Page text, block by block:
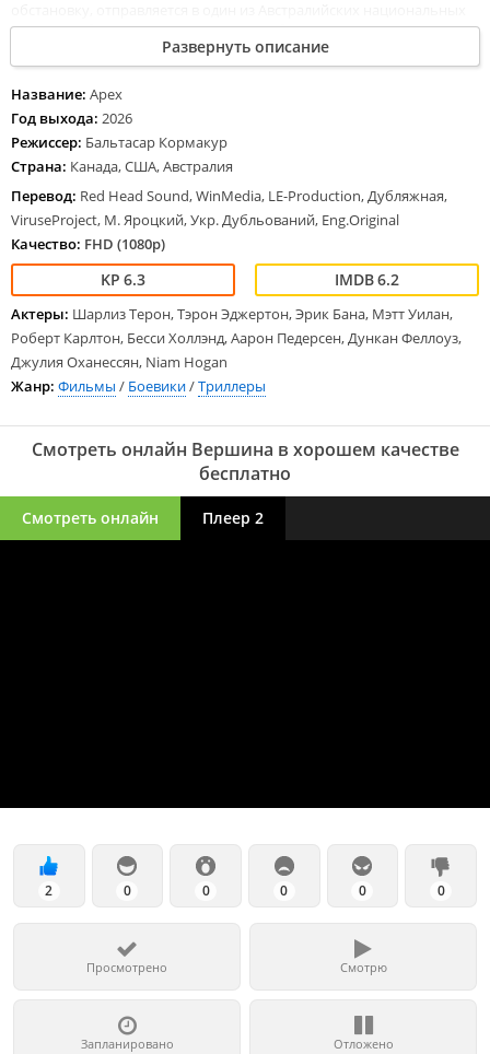
парков. Добравшись до места, она сообщает смотрителям, что
планирует совершить одиночный поход, что считается здесь
довольно опасным. Подвергнувшись на заправке атаке местных
хулиганов, красавица обретает помощь со стороны симпатичного
британского туриста Бена и тот рекомендует попробовать сплав по
бурной реке. Последовав совету, героиня понимает, что новый
знакомый заманил ее в ловушку и начал охоту.
Развернуть описание
Название: Apex
Год выхода: 2026
Режиссер: Бальтасар Кормакур
Страна: Канада, США, Австралия
Перевод: Red Head Sound, WinMedia, LE-Production, Дубляжная,
ViruseProject, М. Яроцкий, Укр. Дубльований, Eng.Original
Качество: FHD (1080p)
6.3 6.2
Актеры: Шарлиз Терон, Тэрон Эджертон, Эрик Бана, Мэтт Уилан,
Роберт Карлтон, Бесси Холлэнд, Аарон Педерсен, Дункан Феллоуз,
Джулия Оханессян, Niam Hogan
Жанр: Фильмы / Боевики/Триллеры
Смотреть онлайн Вершина в хорошем качестве
бесплатно
Смотреть онлайн Плеер 2
2 0 0 0 0 0
Просмотрено Смотрю
Запланировано Отложено